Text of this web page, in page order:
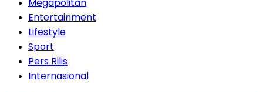
Entertainment
Lifestyle
Sport
Pers Rilis
Internasional